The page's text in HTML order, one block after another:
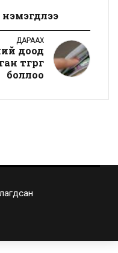
ДАРААХ
доод
төгрөг
боллоо